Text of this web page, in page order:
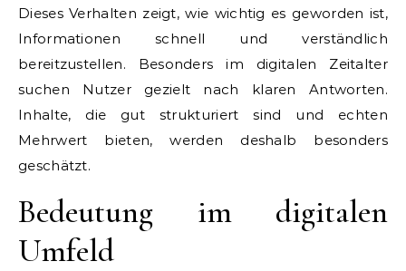
Dieses Verhalten zeigt, wie wichtig es geworden ist,
Informationen schnell und verständlich
bereitzustellen. Besonders im digitalen Zeitalter
suchen Nutzer gezielt nach klaren Antworten.
Inhalte, die gut strukturiert sind und echten
Mehrwert bieten, werden deshalb besonders
geschätzt.
Bedeutung im digitalen
Umfeld